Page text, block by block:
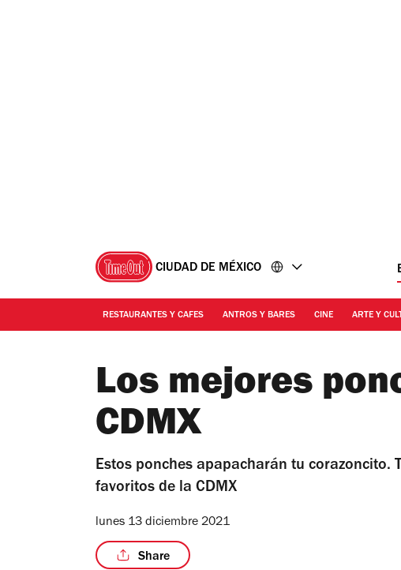
CIUDAD DE MÉXICO
RESTAURANTES Y CAFES ANTROS Y BARES CINE ARTE Y
Los mejores
CDMX
Estos ponches apapacharán tu corazoncito.
favoritos de la CDMX
lunes 13 diciembre 2021
Share